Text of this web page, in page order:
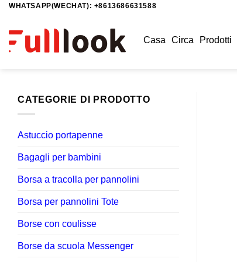
Salta
contenuti
WHATSAPP(WECHAT): +8613686631588
Casa Circa Prodotti
CATEGORIE DI PRODOTTO
Astuccio portapenne
Bagagli per bambini
Borsa a tracolla per pannolini
Borsa per pannolini Tote
Borse con coulisse
Borse da scuola Messenger